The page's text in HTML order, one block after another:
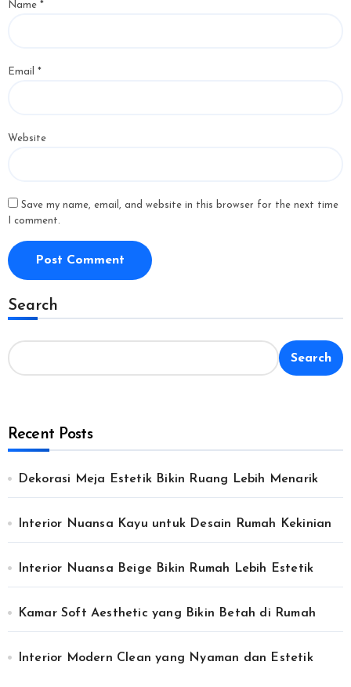
Name *
Email *
Website
Save my name, email, and website in this browser for the next time
I comment.
Search
Search
Recent Posts
Dekorasi Meja Estetik Bikin Ruang Lebih Menarik
Interior Nuansa Kayu untuk Desain Rumah Kekinian
Interior Nuansa Beige Bikin Rumah Lebih Estetik
Kamar Soft Aesthetic yang Bikin Betah di Rumah
Interior Modern Clean yang Nyaman dan Estetik